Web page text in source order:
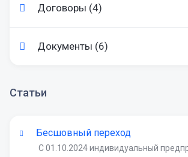
Договоры (4)
Документы (6)
Статьи
Бесшовный переход
С 01.10.2024 индивидуальный